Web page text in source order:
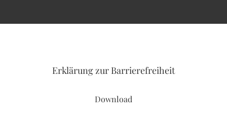
Erklärung zur Barrierefreiheit
Download